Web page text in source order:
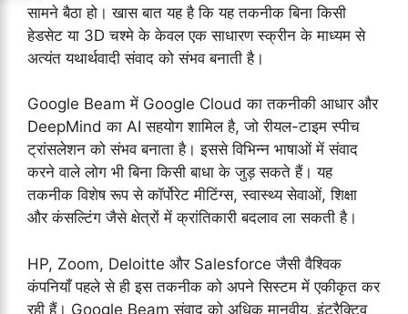
सामने बैठा हो। खास बात यह है कि यह तकनीक बिना किसी
हेडसेट या 3D चश्मे के केवल एक साधारण स्क्रीन के माध्यम से
अत्यंत यथार्थवादी संवाद को संभव बनाती है।
Google Beam में Google Cloud का तकनीकी आधार और
DeepMind का AI सहयोग शामिल है, जो रीयल-टाइम स्पीच
ट्रांसलेशन को संभव बनाता है। इससे विभिन्न भाषाओं में संवाद
करने वाले लोग भी बिना किसी बाधा के जुड़ सकते हैं। यह
तकनीक विशेष रूप से कॉर्पोरेट मीटिंग्स, स्वास्थ्य सेवाओं, शिक्षा
और कंसल्टिंग जैसे क्षेत्रों में क्रांतिकारी बदलाव ला सकती है।
HP, Zoom, Deloitte और Salesforce जैसी वैश्विक
कंपनियाँ पहले से ही इस तकनीक को अपने सिस्टम में एकीकृत कर
रही हैं। Google Beam संवाद को अधिक मानवीय, इंटरैक्टिव